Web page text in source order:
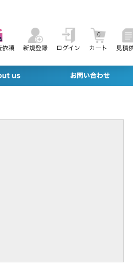
依頼
新規登録 ログイン カート
0
見積
us お問い合わせ